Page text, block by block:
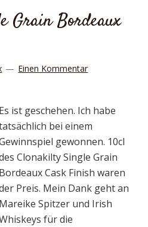
Grain Bordeaux
Einen Kommentar
Es ist geschehen. Ich habe
bei einem
gewonnen. 10cl
Clonakilty Single Grain
Bordeaux Cask Finish waren
Preis. Mein Dank geht an
Mareike Spitzer und Irish
für die